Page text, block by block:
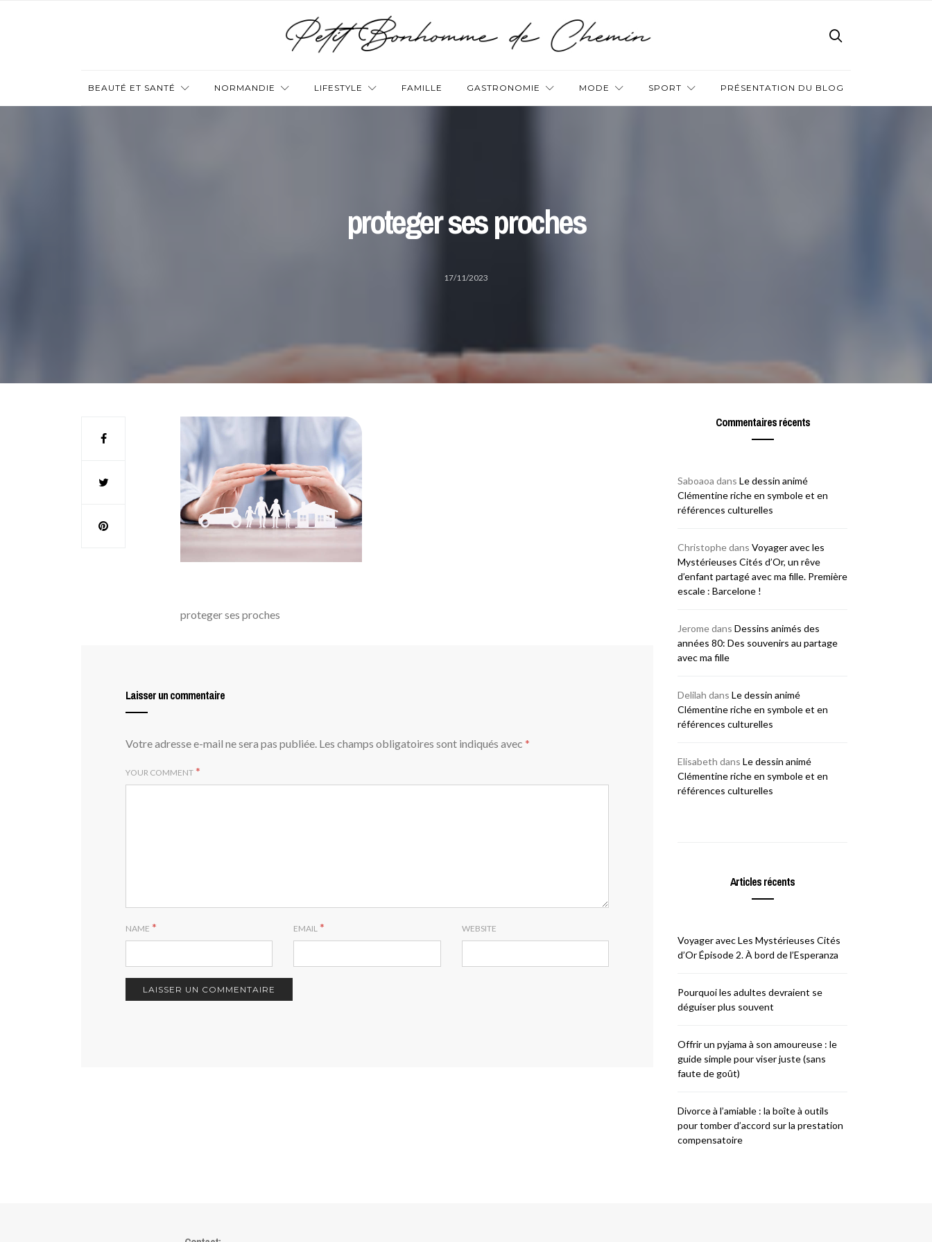
BEAUTÉ ET SANTÉ NORMANDIE LIFESTYLE FAMILLE GASTRONOMIE MODE SPORT PRÉSENTATION DU BLOG
proteger ses proches
17/11/2023
proteger ses proches
Laisser un commentaire
Votre adresse e-mail ne sera pas publiée. Les champs obligatoires sont indiqués avec *
YOUR COMMENT *
NAME * EMAIL * WEBSITE
Commentaires récents
Saboaoa dans Le dessin animé
Clémentine riche en symbole et en
références culturelles
Christophedans Voyager avec les
Mystérieuses Cités d’Or, un rêve
d’enfant partagé avec ma fille. Première
escale : Barcelone !
Jeromedans Dessins animés des
années 80: Des souvenirs au partage
avec ma fille
Delilah dans Le dessin animé
Clémentine riche en symbole et en
références culturelles
Elisabeth dans Le dessin animé
Clémentine riche en symbole et en
références culturelles
Articles récents
Voyager avec Les Mystérieuses Cités
d’Or Épisode 2. À bord de l’Esperanza
Pourquoi les adultes devraient se
déguiser plus souvent
Offrir un pyjama à son amoureuse : le
guide simple pour viser juste (sans
faute de goût)
Divorce à l’amiable : la boîte à outils
pour tomber d’accord sur la prestation
compensatoire